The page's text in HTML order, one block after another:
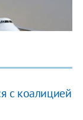
с коалицией